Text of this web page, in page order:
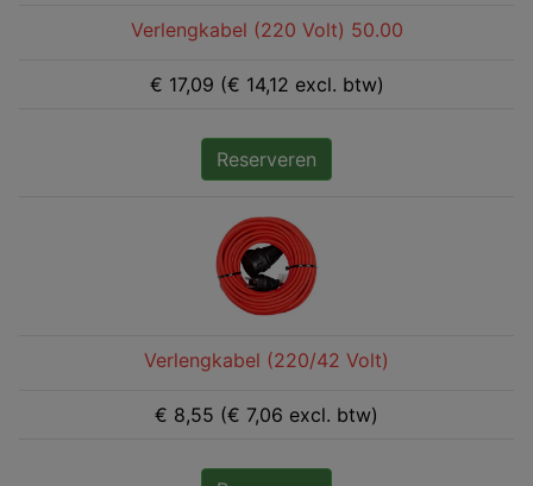
Verlengkabel (220 Volt) 50.00
€ 17,09 (€ 14,12 excl. btw)
Reserveren
Verlengkabel (220/42 Volt)
€ 8,55 (€ 7,06 excl. btw)